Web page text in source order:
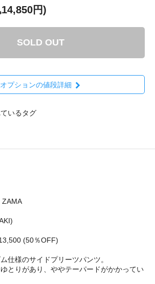
円)
SOLD OUT
オプションの値段詳細
いるタグ
ZAMA
(50％OFF)
仕様のサイドプリーツパンツ。
とりがあり、ややテーパードがかかってい